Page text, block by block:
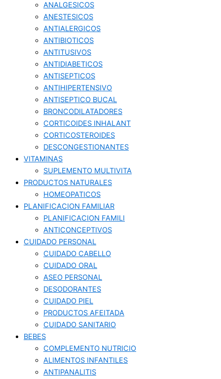
ANALGESICOS
ANESTESICOS
ANTIALERGICOS
ANTIBIOTICOS
ANTITUSIVOS
ANTIDIABETICOS
ANTISEPTICOS
ANTIHIPERTENSIVO
ANTISEPTICO BUCAL
BRONCODILATADORES
CORTICOIDES INHALANT
CORTICOSTEROIDES
DESCONGESTIONANTES
VITAMINAS
SUPLEMENTO MULTIVITA
PRODUCTOS NATURALES
HOMEOPATICOS
PLANIFICACION FAMILIAR
PLANIFICACION FAMILI
ANTICONCEPTIVOS
CUIDADO PERSONAL
CUIDADO CABELLO
CUIDADO ORAL
ASEO PERSONAL
DESODORANTES
CUIDADO PIEL
PRODUCTOS AFEITADA
CUIDADO SANITARIO
BEBES
COMPLEMENTO NUTRICIO
ALIMENTOS INFANTILES
ANTIPANALITIS